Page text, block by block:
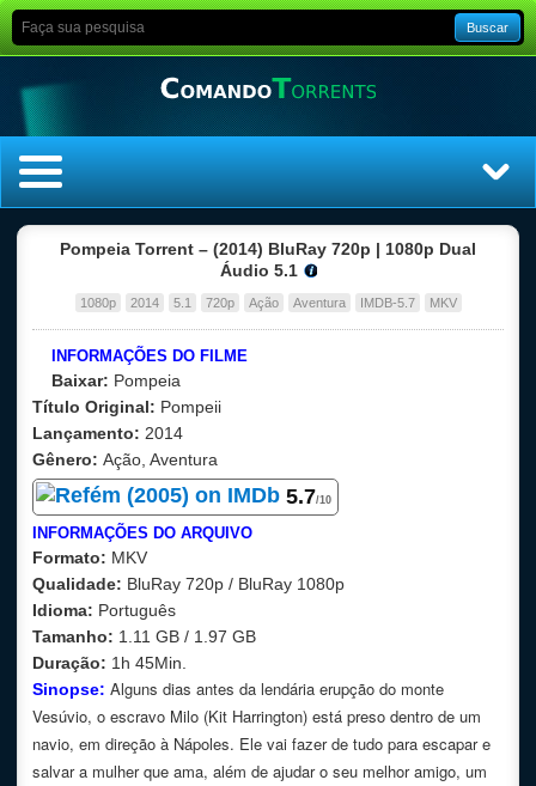
Buscar
Top Séries
Legendado
Pompeia Torrent – (2014) BluRay 720p | 1080p Dual
Áudio 5.1
1080p 2014 5.1 720p Ação Aventura IMDB-5.7 MKV
INFORMAÇÕES DO FILME
Baixar: Pompeia
Título Original: Pompeii
Lançamento: 2014
Gênero: Ação, Aventura
5.7/10
INFORMAÇÕES DO ARQUIVO
Formato: MKV
Qualidade: BluRay 720p / BluRay 1080p
Idioma: Português
Tamanho: 1.11 GB / 1.97 GB
Duração: 1h 45Min.
Sinopse: Alguns dias antes da lendária erupção do monte
Vesúvio, o escravo Milo (Kit Harrington) está preso dentro de um
navio, em direção à Nápoles. Ele vai fazer de tudo para escapar e
salvar a mulher que ama, além de ajudar o seu melhor amigo, um